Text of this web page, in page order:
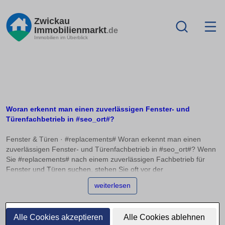
Alle Cookies akzeptieren Alle Cookies ablehnen
Zwickau
Immobilienmarkt.de
Immobilien im Überblick
Woran erkennt man einen zuverlässigen Fenster- und
Türenfachbetrieb in #seo_ort#?
Fenster & Türen · #replacements# Woran erkennt man einen
zuverlässigen Fenster- und Türenfachbetrieb in #seo_ort#? Wenn
Sie #replacements# nach einem zuverlässigen Fachbetrieb für
Fenster und Türen suchen, stehen Sie oft vor der
Herausforderung, die Qualität und Kompetenz der Anbieter richtig
einzuschätzen. Innungsmitgliedschaften, absolvierte
Indikatoren für die Seriosität und Fachkenntnis eines Betriebs. In
diesem Artikel erfahren Sie, worauf Sie achten sollten, um eine
weiterlesen